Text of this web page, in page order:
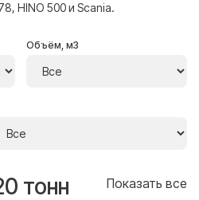
HINO 500 и Scania.
Объём, м3
тонн Показать все